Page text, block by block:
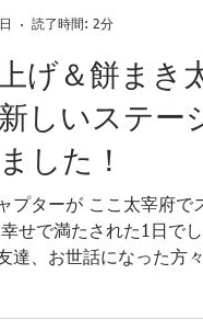
読了時間: 2分
げ＆餅まき太
しいステージ
した！
プターが ここ太宰府でス
せで満たされた1日でし
達、お世話になった方々
なるご近所の方々が 駆け
くさんのご縁に 包まれな